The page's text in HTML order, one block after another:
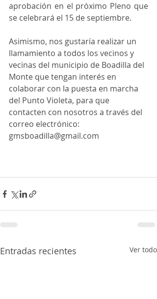
aprobación en el próximo Pleno que
se celebrará el 15 de septiembre.
Asimismo, nos gustaría realizar un
llamamiento a todos los vecinos y
vecinas del municipio de Boadilla del
Monte que tengan interés en
colaborar con la puesta en marcha
del Punto Violeta, para que
contacten con nosotros a través del
correo electrónico:
gmsboadilla@gmail.com
Entradas recientes Ver todo